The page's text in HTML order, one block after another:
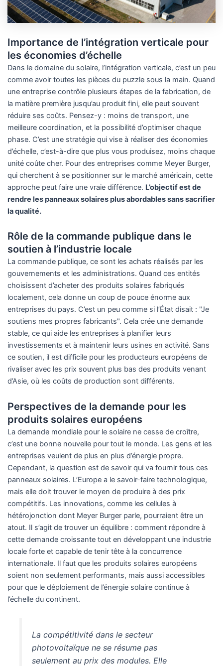
Importance de l’intégration verticale pour
les économies d’échelle
Dans le domaine du solaire, l’intégration verticale, c’est un peu
comme avoir toutes les pièces du puzzle sous la main. Quand
une entreprise contrôle plusieurs étapes de la fabrication, de
la matière première jusqu’au produit fini, elle peut souvent
réduire ses coûts. Pensez-y : moins de transport, une
meilleure coordination, et la possibilité d’optimiser chaque
phase. C’est une stratégie qui vise à réaliser des économies
d’échelle, c’est-à-dire que plus vous produisez, moins chaque
unité coûte cher. Pour des entreprises comme Meyer Burger,
qui cherchent à se positionner sur le marché américain, cette
approche peut faire une vraie différence. L’objectif est de
rendre les panneaux solaires plus abordables sans sacrifier
la qualité.
Rôle de la commande publique dans le
soutien à l’industrie locale
La commande publique, ce sont les achats réalisés par les
gouvernements et les administrations. Quand ces entités
choisissent d’acheter des produits solaires fabriqués
localement, cela donne un coup de pouce énorme aux
entreprises du pays. C’est un peu comme si l’État disait : "Je
soutiens mes propres fabricants". Cela crée une demande
stable, ce qui aide les entreprises à planifier leurs
investissements et à maintenir leurs usines en activité. Sans
ce soutien, il est difficile pour les producteurs européens de
rivaliser avec les prix souvent plus bas des produits venant
d’Asie, où les coûts de production sont différents.
Perspectives de la demande pour les
produits solaires européens
La demande mondiale pour le solaire ne cesse de croître,
c’est une bonne nouvelle pour tout le monde. Les gens et les
entreprises veulent de plus en plus d’énergie propre.
Cependant, la question est de savoir qui va fournir tous ces
panneaux solaires. L’Europe a le savoir-faire technologique,
mais elle doit trouver le moyen de produire à des prix
compétitifs. Les innovations, comme les cellules à
hétérojonction dont Meyer Burger parle, pourraient être un
atout. Il s’agit de trouver un équilibre : comment répondre à
cette demande croissante tout en développant une industrie
locale forte et capable de tenir tête à la concurrence
internationale. Il faut que les produits solaires européens
soient non seulement performants, mais aussi accessibles
pour que le déploiement de l’énergie solaire continue à
l’échelle du continent.
La compétitivité dans le secteur
photovoltaïque ne se résume pas
seulement au prix des modules. Elle